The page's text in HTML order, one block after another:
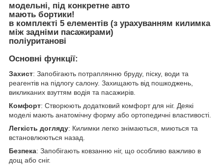
модельні, під конкретне авто
мають бортики!
в комплекті 5 елементів (з урахуванням килимка
між задніми пасажирами)
поліуританові
Основні функції:
Захист: Запобігають потраплянню бруду, піску, води та
реагентів на підлогу салону. Захищають від пошкоджень,
викликаних взуттям водія та пасажирів.
Комфорт: Створюють додатковий комфорт для ніг. Деякі
моделі мають анатомічну форму або ортопедичні властивості.
Легкість догляду: Килимки легко знімаються, миються та
встановлюються назад.
Безпека: Запобігають ковзанню ніг, що особливо важливо в
дощ або сніг.